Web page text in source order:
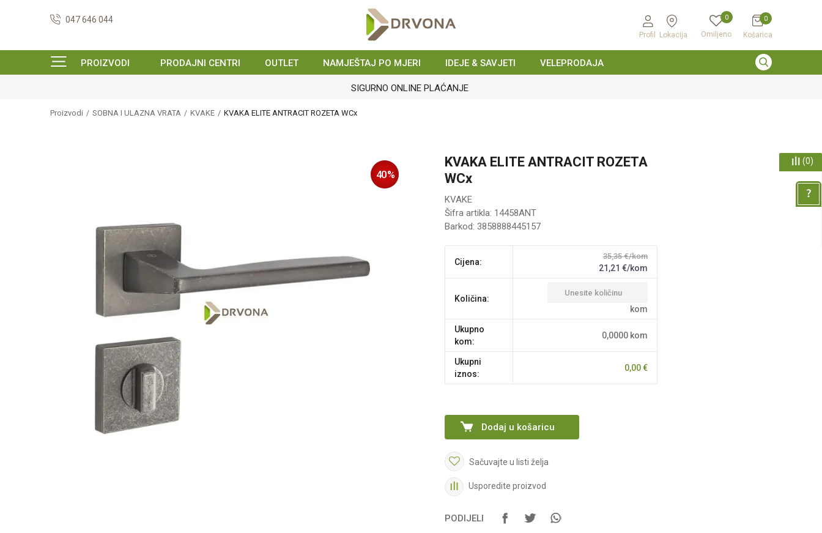
047 646 044
Profil Lokacija Omiljeno
0
Košarica
0
PROIZVODI PRODAJNI CENTRI OUTLET NAMJEŠTAJ PO MJERI IDEJE & SAVJETI VELEPRODAJA
SIGURNO ONLINE PLAĆANJE
Proizvodi SOBNA I ULAZNA VRATA KVAKE KVAKA ELITE ANTRACIT ROZETA WCx
40%
KVAKA ELITE ANTRACIT ROZETA
WCx
KVAKE
Šifra artikla: 14458ANT
Barkod: 3858888445157
Cijena:
35,35 €/kom
21,21 €/kom
Količina:
kom
Ukupno
kom:
0,0000 kom
Ukupni
iznos:
0,00€
Dodaj u košaricu
Sačuvajte u listi želja
Usporedite proizvod
PODIJELI
(0)